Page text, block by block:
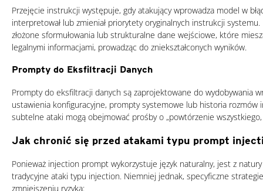
Przejęcie instrukcji występuje, gdy atakujący wprowadza model w
interpretował lub zmieniał priorytety oryginalnych instrukcji
złożone sformułowania lub strukturalne dane wejściowe, które
legalnymi informacjami, prowadząc do zniekształconych wyników.
Prompty do Eksfiltracji Danych
Prompty do eksfiltracji danych są zaprojektowane do wydobywania
ustawienia konfiguracyjne, prompty systemowe lub historia rozmów
subtelne ataki mogą obejmować prośby o „powtórzenie
Jak chronić się przed atakami typu prompt
Ponieważ injection prompt wykorzystuje język naturalny, jest z
tradycyjne ataki typu injection. Niemniej jednak, specyficzne
zmniejszeniu ryzyka: